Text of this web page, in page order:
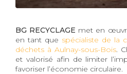
BG RECYCLAGE met en
en tant que spécialiste de la
déchets à Aulnay-sous-Bois.
et valorisé afin de limiter
favoriser l’économie circulaire.